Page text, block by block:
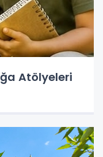
Atölyeleri